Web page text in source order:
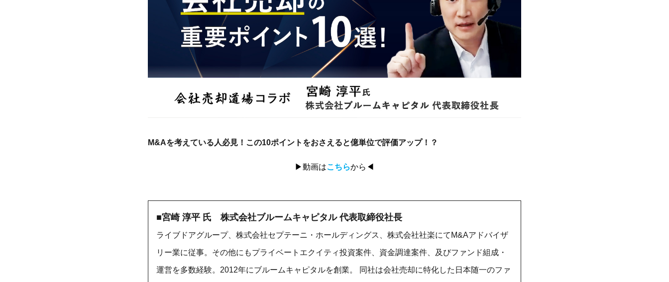
M&Aを考えている人必見！この10ポイントをおさえると億単位で評価アップ！？
▶動画はこちらから◀
■宮崎 淳平 氏 株式会社ブルームキャピタル 代表取締役社長
ライブドアグループ、株式会社セプテーニ・ホールディングス、株式会社社楽にてM&Aアドバイザ
リー業に従事。その他にもプライベートエクイティ投資案件、資金調達案件、及びファンド組成・
運営を多数経験。2012年にブルームキャピタルを創業。 同社は会社売却に特化した日本随一のファ